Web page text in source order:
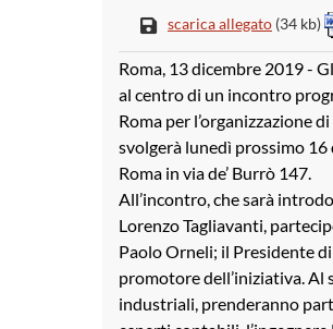
scarica allegato (34 kb)
Roma, 13 dicembre 2019 -
al centro di un incontro
Roma per l’organizzazione
svolgerà lunedì prossimo 16
Roma in via de’ Burrò 147.
All’incontro, che sarà
Lorenzo Tagliavanti,
Paolo Orneli; il Presidente
promotore dell’iniziativa. Al
industriali, prenderanno